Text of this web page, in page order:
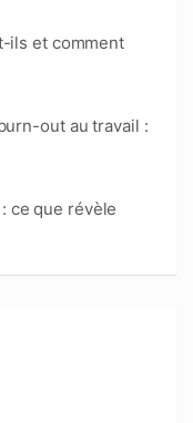
ils et comment
out au travail :
ce que révèle